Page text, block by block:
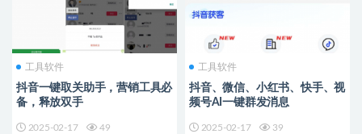
工具软件
抖音一键取关助手，营销工具必
备，释放双手
2025-02-17 49
工具软件
抖音、微信、小红书、快手、视
频号AI一键群发消息
2025-02-17 39